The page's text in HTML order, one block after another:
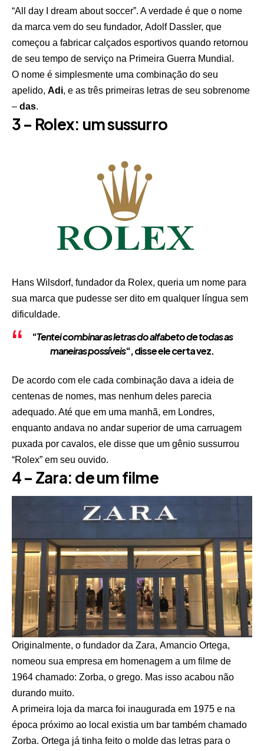
“All day I dream about soccer”. A verdade é que o nome
da marca vem do seu fundador, Adolf Dassler, que
começou a fabricar calçados esportivos quando retornou
de seu tempo de serviço na Primeira Guerra Mundial.
O nome é simplesmente uma combinação do seu
apelido, Adi, e as três primeiras letras de seu sobrenome
– das.
3 – Rolex: um sussurro
Hans Wilsdorf, fundador da Rolex, queria um nome para
sua marca que pudesse ser dito em qualquer língua sem
dificuldade.
“Tentei combinar as letras do alfabeto de todas as
maneiras possíveis“, disse ele certa vez.
De acordo com ele cada combinação dava a ideia de
centenas de nomes, mas nenhum deles parecia
adequado. Até que em uma manhã, em Londres,
enquanto andava no andar superior de uma carruagem
puxada por cavalos, ele disse que um gênio sussurrou
“Rolex” em seu ouvido.
4 – Zara: de um filme
Originalmente, o fundador da Zara, Amancio Ortega,
nomeou sua empresa em homenagem a um filme de
1964 chamado: Zorba, o grego. Mas isso acabou não
durando muito.
A primeira loja da marca foi inaugurada em 1975 e na
época próximo ao local existia um bar também chamado
Zorba. Ortega já tinha feito o molde das letras para o